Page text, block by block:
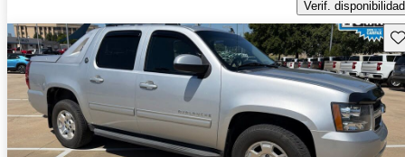
Verif. disponibilidad